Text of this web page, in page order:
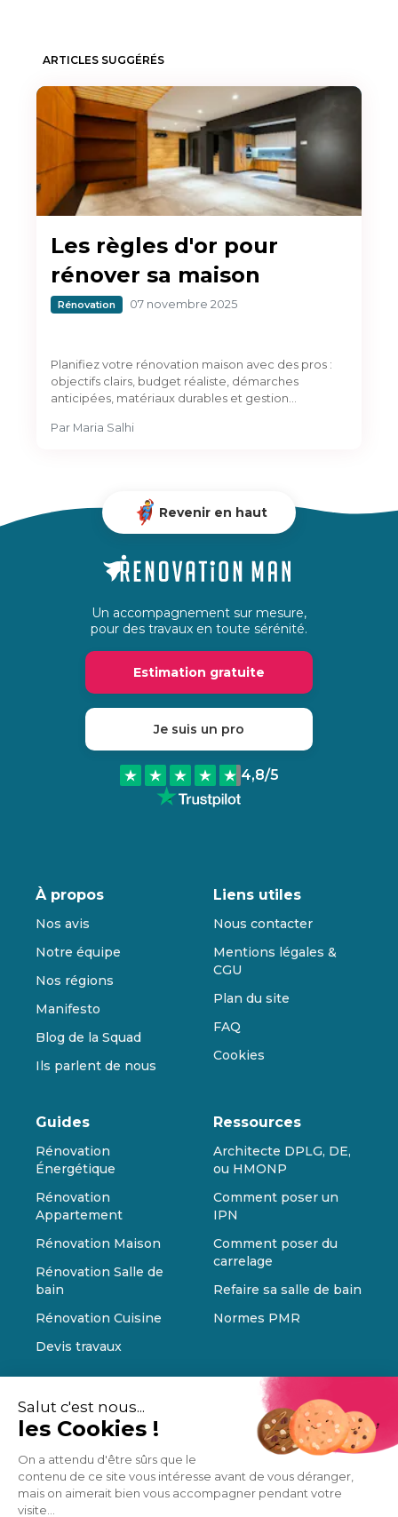
Salut c'est nous...
les Cookies !
On a attendu d'être sûrs que le
contenu de ce site vous intéresse avant de vous déranger,
mais on aimerait bien vous accompagner pendant votre
visite...
ARTICLES SUGGÉRÉS
Les règles d'or pour
rénover sa maison
Rénovation 07 novembre 2025
Planifiez votre rénovation maison avec des pros :
objectifs clairs, budget réaliste, démarches
anticipées, matériaux durables et gestion…
Par Maria Salhi
Revenir en haut
Un accompagnement sur mesure,
pour des travaux en toute sérénité.
Estimation gratuite
Je suis un pro
4,8/5
À propos
Nos avis
Notre équipe
Nos régions
Manifesto
Blog de la Squad
Ils parlent de nous
Liens utiles
Nous contacter
Mentions légales &
CGU
Plan du site
FAQ
Cookies
Guides
Rénovation
Énergétique
Rénovation
Appartement
Rénovation Maison
Rénovation Salle de
bain
Rénovation Cuisine
Devis travaux
Ressources
Architecte DPLG, DE,
ou HMONP
Comment poser un
IPN
Comment poser du
carrelage
Refaire sa salle de bain
Normes PMR